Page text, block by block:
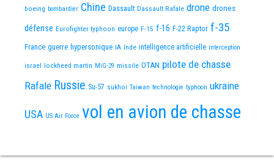
boeing bombardier Chine Dassault Dassault Rafale drone drones
défense Eurofighter typhoon europe F-15 f-16 F-22 Raptor f-35
France guerre hypersonique IA Inde intelligence artificielle interception
israel lockheed martin MiG-29 missile OTAN pilote de chasse
Rafale Russie Su-57 sukhoi Taiwan technologie typhoon ukraine
USA US Air Force vol en avion de chasse